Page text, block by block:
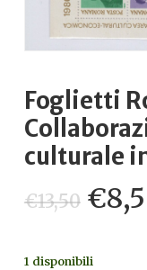
Foglietti
culturale
€13,50 Il
€
1 disponibili